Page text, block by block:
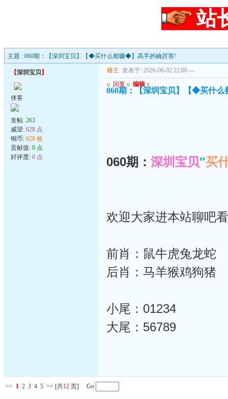
站
主题 : 060期：【深圳宝贝】【◆买什么都赚◆】高手的确厉害!
【深圳宝贝】
侠客
发帖: 263
威望: 628 点
铜币: 628 枚
贡献值: 0 点
好评度: 0 点
楼主 发表于: 2026-06-02 22:00 ---
u 回复 u 编辑 u
060期：【深圳宝贝】【◆买什
060期： 深圳宝贝″买
欢迎大家进本站聊吧
前肖：鼠牛虎兔龙蛇
后肖：马羊猴鸡狗猪
小尾：01234
大尾：56789
<< 1 2 3 4 5 >> [共12 页] Go